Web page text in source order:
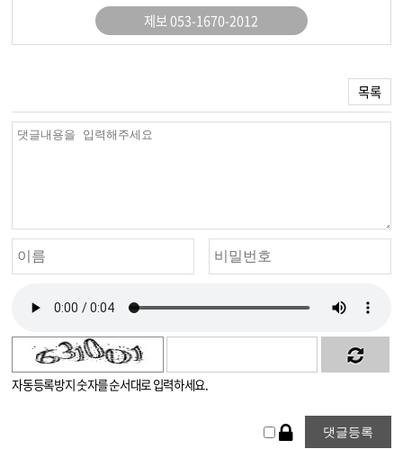
제보 053-1670-2012
목록
자동등록방지 숫자를 순서대로 입력하세요.